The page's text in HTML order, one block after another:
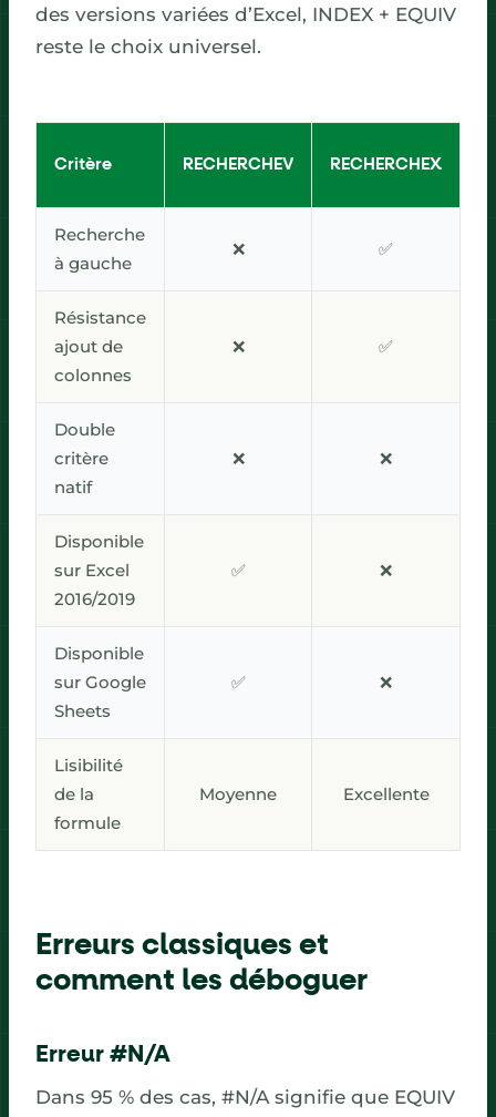
des versions variées d’Excel, INDEX + EQUIV
reste le choix universel.
Critère RECHERCHEV RECHERCHEX
Recherche
à gauche
❌ ✅
Résistance
ajout de
colonnes
❌ ✅
Double
critère
natif
❌ ❌
Disponible
sur Excel
2016/2019
✅ ❌
Disponible
sur Google
Sheets
✅ ❌
Lisibilité
de la
formule
Moyenne Excellente
Erreurs classiques et
comment les déboguer
Erreur #N/A
Dans 95 % des cas, #N/A signifie que EQUIV